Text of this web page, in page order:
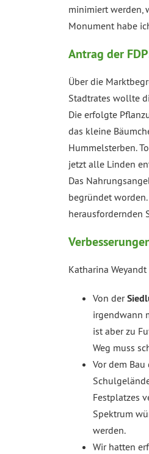
minimiert werden,
Monument habe
Antrag der
Über die
Stadtrates wollte
Die erfolgte
das kleine
Hummelsterben.
jetzt alle Linden
Das
begründet
herausfordernden
Katharina
Von der
irgendwann
ist aber zu
Weg muss
Vor dem
Festplatzes
Spektrum
werden.
Wir hatten